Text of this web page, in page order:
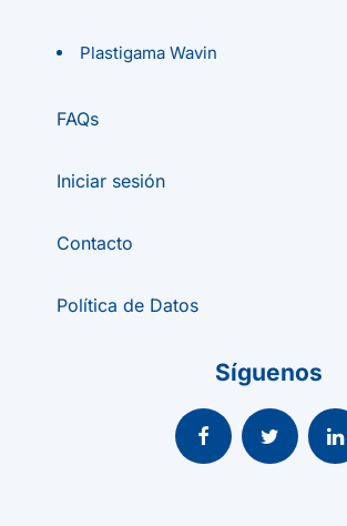
Plastigama Wavin
FAQs
Iniciar sesión
Contacto
Política de Datos
Síguenos